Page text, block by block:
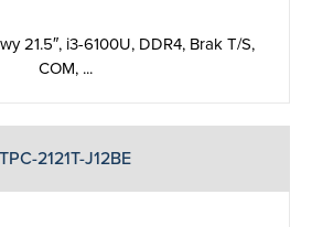
21.5″, i3-6100U, DDR4, Brak T/S,
COM, ...
TPC-2121T-J12BE